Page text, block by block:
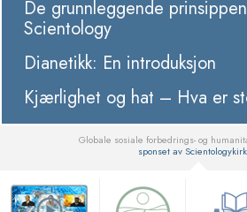
De grunnleggende
Scientology
Dianetikk: En introduksjon
Kjærlighet og hat – Hva er
Globale sosiale forbedrings- og
sponset av